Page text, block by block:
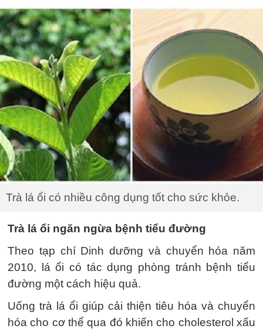
Trà lá ổi có nhiều công dụng tốt cho sức khỏe.
Trà lá ổi ngăn ngừa bệnh tiểu đường
Theo tạp chí Dinh dưỡng và chuyển hóa năm
2010, lá ổi có tác dụng phòng tránh bệnh tiểu
đường một cách hiệu quả.
Uống trà lá ổi giúp cải thiện tiêu hóa và chuyển
hóa cho cơ thể qua đó khiến cho cholesterol xấu